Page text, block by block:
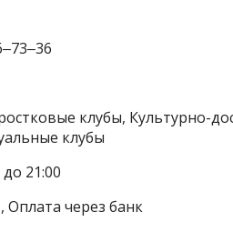
клубы, Культурно-
клубы
21:00
Оплата через банк